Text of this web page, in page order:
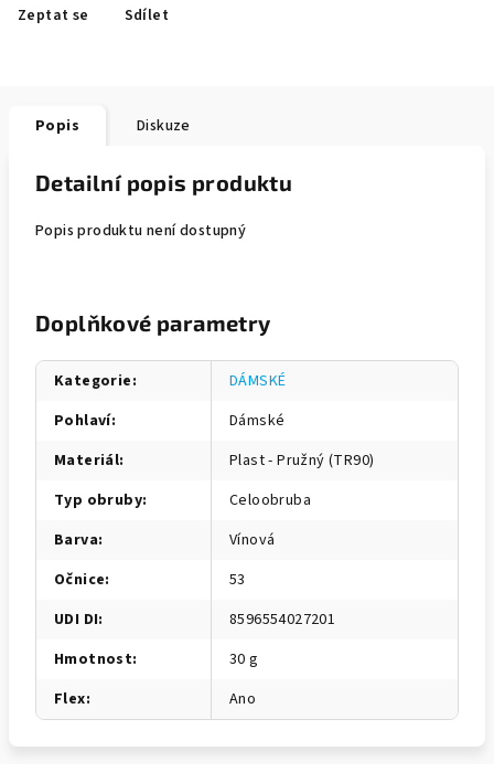
Zeptat se Sdílet
Popis Diskuze
Detailní popis produktu
Popis produktu není dostupný
Doplňkové parametry
Kategorie:
DÁMSKÉ
Pohlaví:
Dámské
Materiál:
Plast - Pružný (TR90)
Typ obruby:
Celoobruba
Barva:
Vínová
Očnice:
53
UDI DI:
8596554027201
Hmotnost:
30 g
Flex: Ano